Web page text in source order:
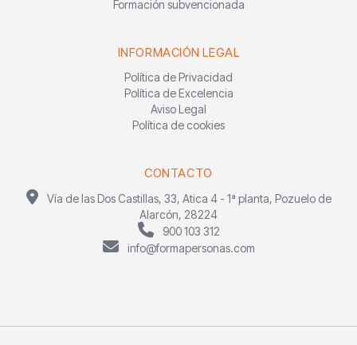
Formación subvencionada
INFORMACIÓN LEGAL
Política de Privacidad
Política de Excelencia
Aviso Legal
Política de cookies
CONTACTO
Vía de las Dos Castillas, 33, Atica 4 - 1ª planta, Pozuelo de
Alarcón, 28224
900 103 312
info@formapersonas.com